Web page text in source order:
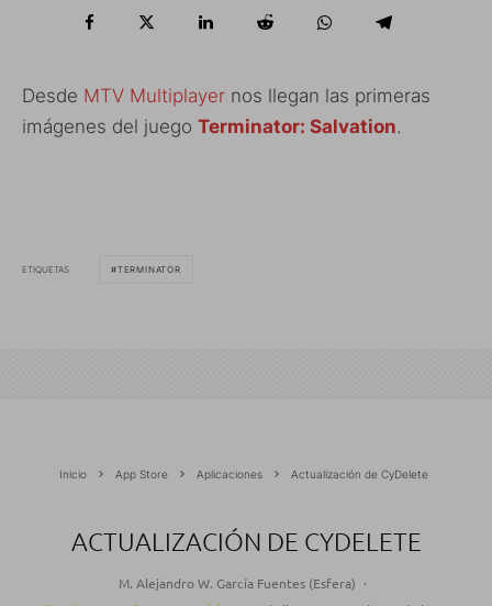
Desde MTV Multiplayer nos llegan las primeras
imágenes del juego Terminator: Salvation.
ETIQUETAS TERMINATOR
Inicio App Store Aplicaciones Actualización de CyDelete
ACTUALIZACIÓN DE CYDELETE
M. Alejandro W. García Fuentes (Esfera) ·